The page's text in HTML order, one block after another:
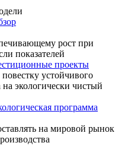
рост при
показателей
проекты
устойчивого
экологически чистый
программа
на мировой рынок